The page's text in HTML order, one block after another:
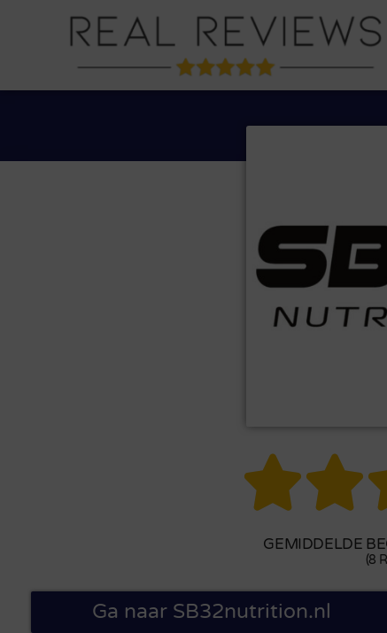

GEMIDDELDE
(8
Ga naar SB32nutrition.nl